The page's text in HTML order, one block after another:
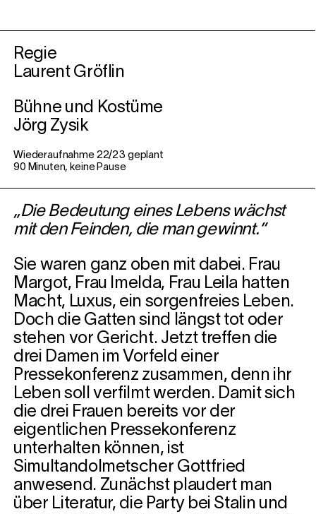
Regie
Laurent Gröflin
Bühne und Kostüme
Jörg Zysik
Wiederaufnahme 22/23 geplant
90 Minuten, keine Pause
„Die Bedeutung eines Lebens wächst
mit den Feinden, die man gewinnt.“
Sie waren ganz oben mit dabei. Frau
Margot, Frau Imelda, Frau Leila hatten
Macht, Luxus, ein sorgenfreies Leben.
Doch die Gatten sind längst tot oder
stehen vor Gericht. Jetzt treffen die
drei Damen im Vorfeld einer
Pressekonferenz zusammen, denn ihr
Leben soll verfilmt werden. Damit sich
die drei Frauen bereits vor der
eigentlichen Pressekonferenz
unterhalten können, ist
Simultandolmetscher Gottfried
anwesend. Zunächst plaudert man
über Literatur, die Party bei Stalin und